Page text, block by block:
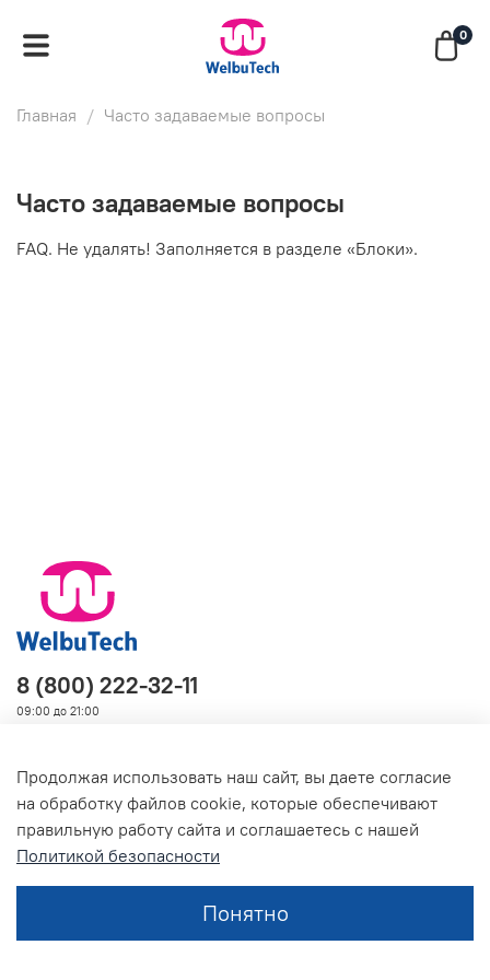
0
Главная Часто задаваемые вопросы
Часто задаваемые вопросы
FAQ. Не удалять! Заполняется в разделе «Блоки».
О магазине
8 (800) 222-32-11
09:00 до 21:00
Продолжая использовать наш сайт, вы даете согласие
на обработку файлов cookie, которые обеспечивают
правильную работу сайта и соглашаетесь с нашей
Политикой безопасности
Понятно